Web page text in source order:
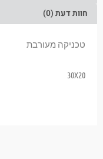
חוות דעת (0)
טכניקה מעורבת
30X20